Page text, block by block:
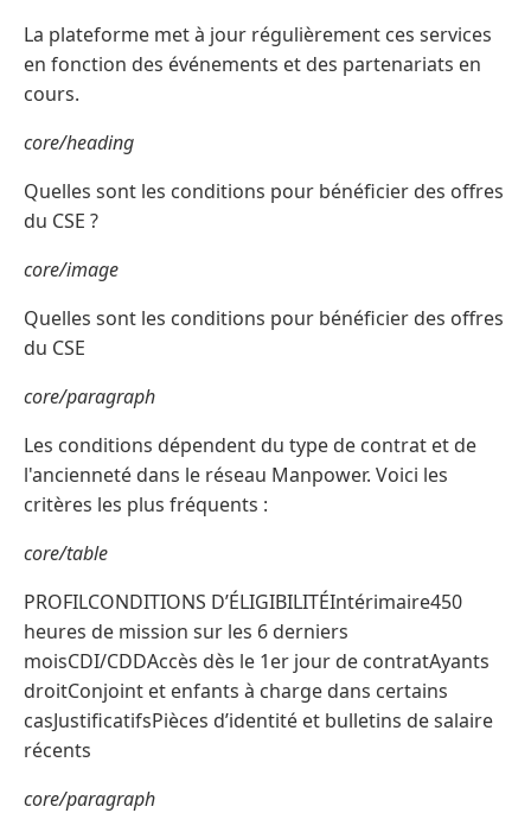
La plateforme met à jour régulièrement ces services
en fonction des événements et des partenariats en
cours.
core/heading
Quelles sont les conditions pour bénéficier des offres
du CSE ?
core/image
Quelles sont les conditions pour bénéficier des offres
du CSE
core/paragraph
Les conditions dépendent du type de contrat et de
l'ancienneté dans le réseau Manpower. Voici les
critères les plus fréquents :
core/table
PROFILCONDITIONS D’ÉLIGIBILITÉIntérimaire450
heures de mission sur les 6 derniers
moisCDI/CDDAccès dès le 1er jour de contratAyants
droitConjoint et enfants à charge dans certains
casJustificatifsPièces d’identité et bulletins de salaire
récents
core/paragraph